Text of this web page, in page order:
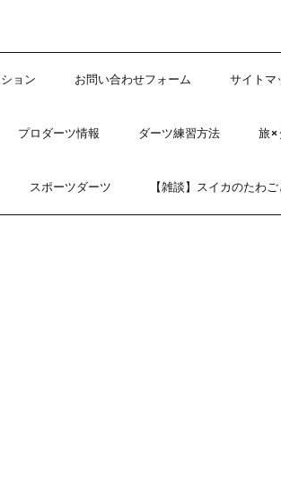
ョン お問い合わせフォーム サイトマ
プロダーツ情報 ダーツ練習方法 旅×
スポーツダーツ 【雑談】スイカのたわご